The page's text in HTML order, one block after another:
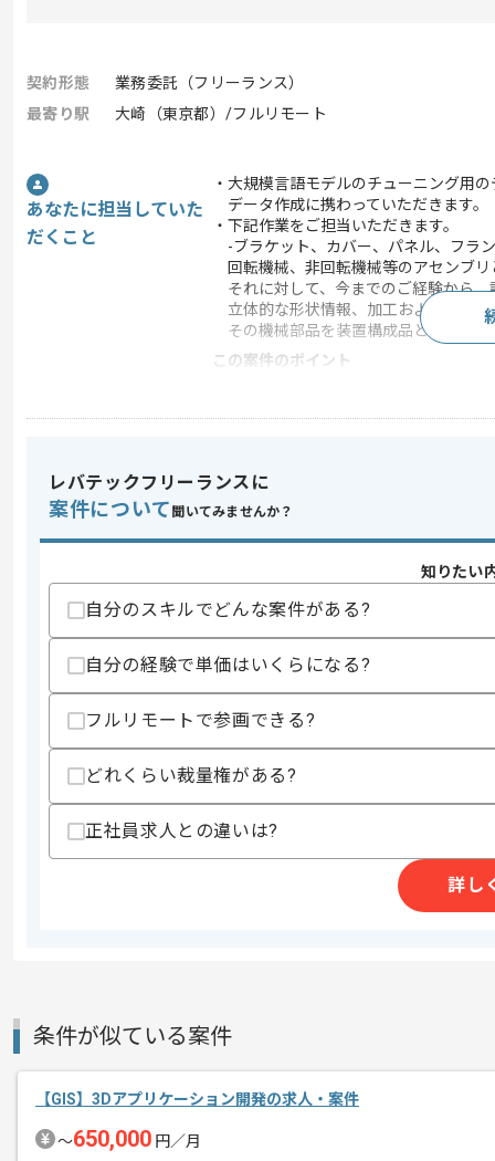
契約形態
業務委託（フリーランス）
最寄り駅
大崎（東京都）/フルリモート
あなたに担当していた
だくこと
・大規模言語モデルのチューニング用
データ作成に携わっていただきます。
・下記作業をご担当いただきます。
-ブラケット、カバー、パネル、フラ
回転機械、非回転機械等のアセンブ
それに対して、今までのご経験から、
立体的な形状情報、加工および製造
その機械部品を装置構成品として使用
この案件のポイント
スキル
求めるスキル
・機械図面を用いた業務経験
スキルに不安がある方へ
上記に似た経験やスキルをお持ちであれば申
その他募集要項
作業開始日
アノテーションサービス開発を行って
レバテックフリーランスに
案件について 聞いてみませんか？
知りたい
自分のスキルでどんな案件がある?
自分の経験で単価はいくらになる?
フルリモートで参画できる?
どれくらい裁量権がある?
正社員求人との違いは?
詳し
条件が似ている案件
【GIS】3Dアプリケーション開発の求人・案件
〜650,000 円／月